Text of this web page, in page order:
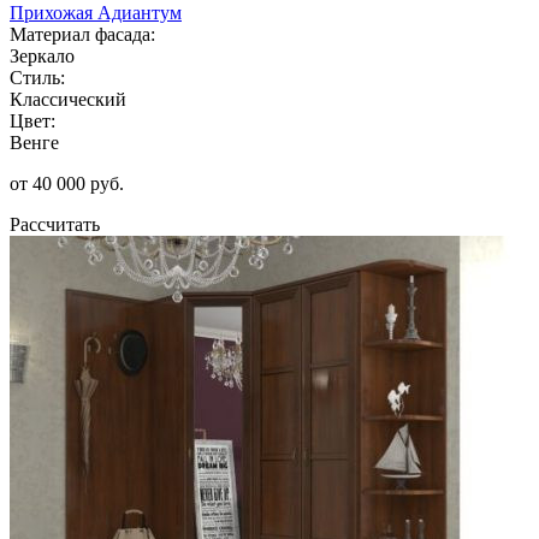
Прихожая Адиантум
Материал фасада:
Зеркало
Стиль:
Классический
Цвет:
Венге
от 40 000 руб.
Рассчитать